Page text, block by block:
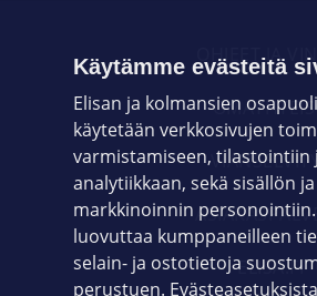
OHJEET JA
ELISA.FI
Käytämme evästeitä
Elisan ja kolmansien
käytetään verkkosivujen
varmistamiseen, tilastointiin
analytiikkaan, sekä sisällön ja
markkinoinnin personointiin.
luovuttaa kumppaneilleen
selain- ja ostotietoja
perustuen.